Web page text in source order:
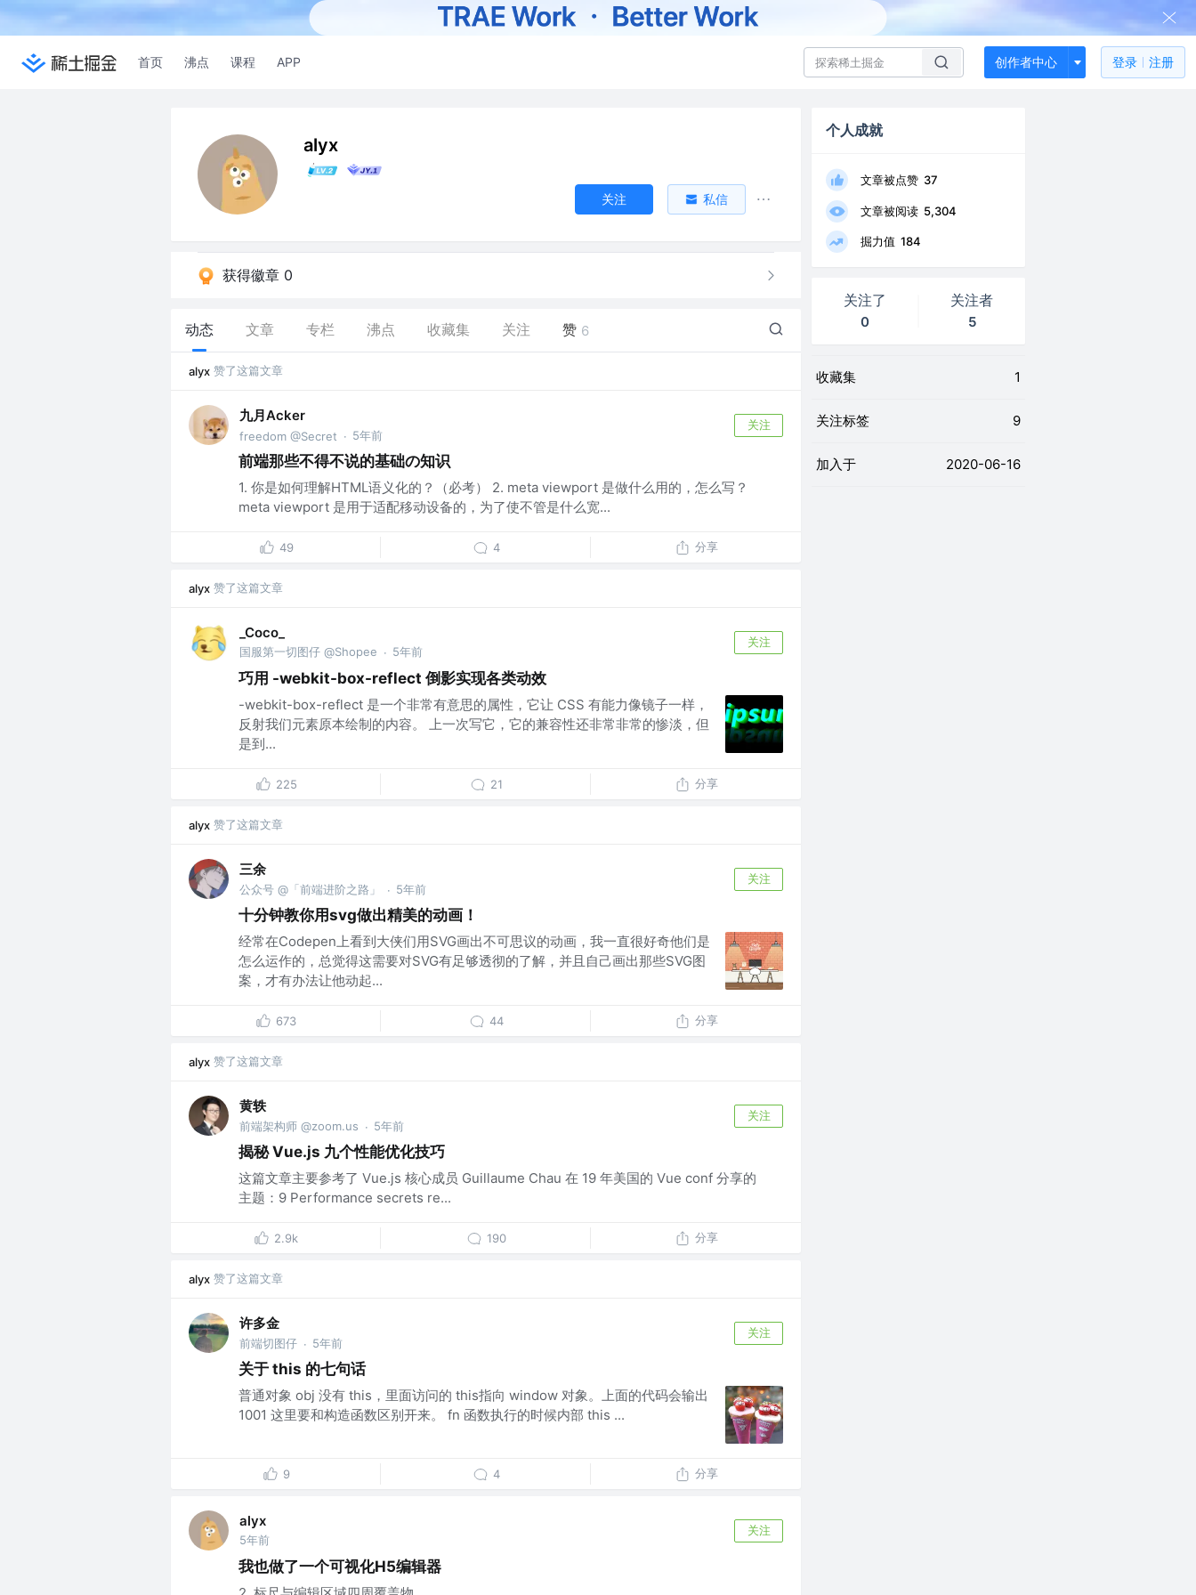
首页 沸点 课程 APP 创作者中心 登录 注册
alyx
关注 私信
获得徽章 0
动态 文章 专栏 沸点 收藏集 关注 赞 6
alyx 赞了这篇文章
九月Acker
freedom @Secret · 5年前
关注
前端那些不得不说的基础の知识
1. 你是如何理解HTML语义化的？（必考） 2. meta viewport 是做什么用的，怎么写？
meta viewport 是用于适配移动设备的，为了使不管是什么宽...
49 4 分享
alyx 赞了这篇文章
_Coco_
国服第一切图仔 @Shopee · 5年前
关注
巧用 -webkit-box-reflect 倒影实现各类动效
-webkit-box-reflect 是一个非常有意思的属性，它让 CSS 有能力像镜子一样，
反射我们元素原本绘制的内容。 上一次写它，它的兼容性还非常非常的惨淡，但
是到...
225 21 分享
alyx 赞了这篇文章
三余
公众号 @「前端进阶之路」 · 5年前
关注
十分钟教你用svg做出精美的动画！
经常在Codepen上看到大侠们用SVG画出不可思议的动画，我一直很好奇他们是
怎么运作的，总觉得这需要对SVG有足够透彻的了解，并且自己画出那些SVG图
案，才有办法让他动起...
673 44 分享
alyx 赞了这篇文章
黄轶
前端架构师 @zoom.us · 5年前
关注
揭秘 Vue.js 九个性能优化技巧
这篇文章主要参考了 Vue.js 核心成员 Guillaume Chau 在 19 年美国的 Vue conf 分享的
主题：9 Performance secrets re...
2.9k 190 分享
alyx 赞了这篇文章
许多金
前端切图仔 · 5年前
关注
关于 this 的七句话
普通对象 obj 没有 this，里面访问的 this指向 window 对象。上面的代码会输出
1001 这里要和构造函数区别开来。 fn 函数执行的时候内部 this ...
9 4 分享
alyx
5年前
关注
我也做了一个可视化H5编辑器
个人成就
文章被点赞 37
文章被阅读 5,304
掘力值 184
关注了
0
关注者
5
收藏集 1
关注标签 9
加入于 2020-06-16